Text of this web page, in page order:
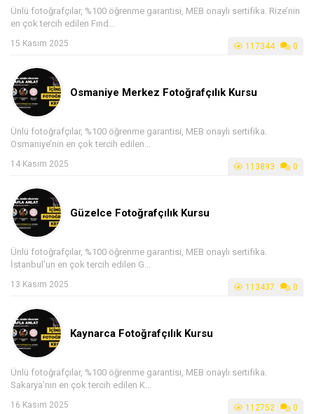
Ünlü fotoğrafçılar, %100 öğrenme garantisi, MEB onaylı sertifika. Rize’nin
en çok tercih edilen Fınd...
15 Kasım 2025 117344 0
Osmaniye Merkez Fotoğrafçılık Kursu
Ünlü fotoğrafçılar, %100 öğrenme garantisi, MEB onaylı sertifika.
Osmaniye’nin en çok tercih edilen...
14 Kasım 2025 113893 0
Güzelce Fotoğrafçılık Kursu
Ünlü fotoğrafçılar, %100 öğrenme garantisi, MEB onaylı sertifika.
İstanbul’un en çok tercih edilen G...
13 Kasım 2025 113437 0
Kaynarca Fotoğrafçılık Kursu
Ünlü fotoğrafçılar, %100 öğrenme garantisi, MEB onaylı sertifika.
Sakarya’nın en çok tercih edilen K...
16 Kasım 2025 112752 0